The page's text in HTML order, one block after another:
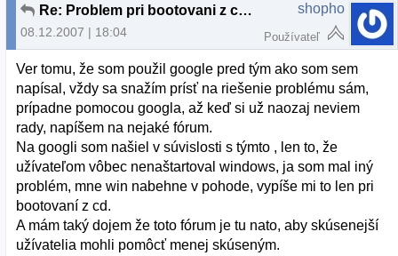
Re: Problem pri bootovani z cd-Ubuntu
08.12.2007 | 18:04
shopho
Používateľ
Ver tomu, že som použil google pred tým ako som sem
napísal, vždy sa snažím prísť na riešenie problému sám,
prípadne pomocou googla, až keď si už naozaj neviem
rady, napíšem na nejaké fórum.
Na googli som našiel v súvislosti s týmto , len to, že
užívateľom vôbec nenaštartoval windows, ja som mal iný
problém, mne win nabehne v pohode, vypíše mi to len pri
bootovaní z cd.
A mám taký dojem že toto fórum je tu nato, aby skúsenejší
užívatelia mohli pomôcť menej skúseným.